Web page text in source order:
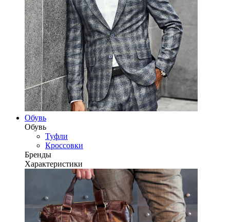
Обувь
Обувь
Туфли
Кроссовки
Бренды
Характеристики